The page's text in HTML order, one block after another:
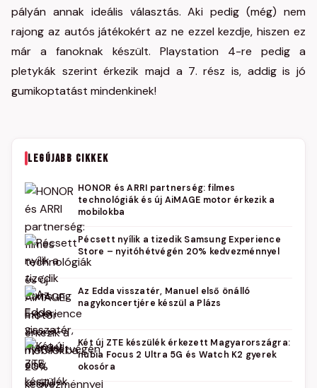
pályán annak ideális választás. Aki pedig (még) nem
rajong az autós játékokért az ne ezzel kezdje, hiszen ez
már a fanoknak készült. Playstation 4-re pedig a
pletykák szerint érkezik majd a 7. rész is, addig is jó
gumikoptatást mindenkinek!
LEGÚJABB CIKKEK
HONOR és ARRI partnerség: filmes
technológiák és új AiMAGE motor érkezik a
mobilokba
Pécsett nyílik a tizedik Samsung Experience
Store – nyitóhétvégén 20% kedvezménnyel
Az Edda visszatér, Manuel első önálló
nagykoncertjére készül a Plázs
Két új ZTE készülék érkezett Magyarországra:
nubia Focus 2 Ultra 5G és Watch K2 gyerek
okosóra